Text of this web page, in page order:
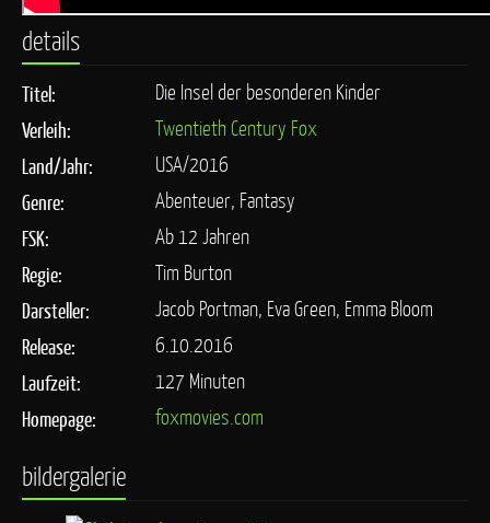
details
Titel:
Die Insel der besonderen Kinder
Verleih:
Twentieth Century Fox
Land/Jahr:
USA/2016
Genre:
Abenteuer, Fantasy
FSK:
Ab 12 Jahren
Regie:
Tim Burton
Darsteller:
Jacob Portman, Eva Green, Emma Bloom
Release:
6.10.2016
Laufzeit:
127 Minuten
Homepage:
foxmovies.com
bildergalerie